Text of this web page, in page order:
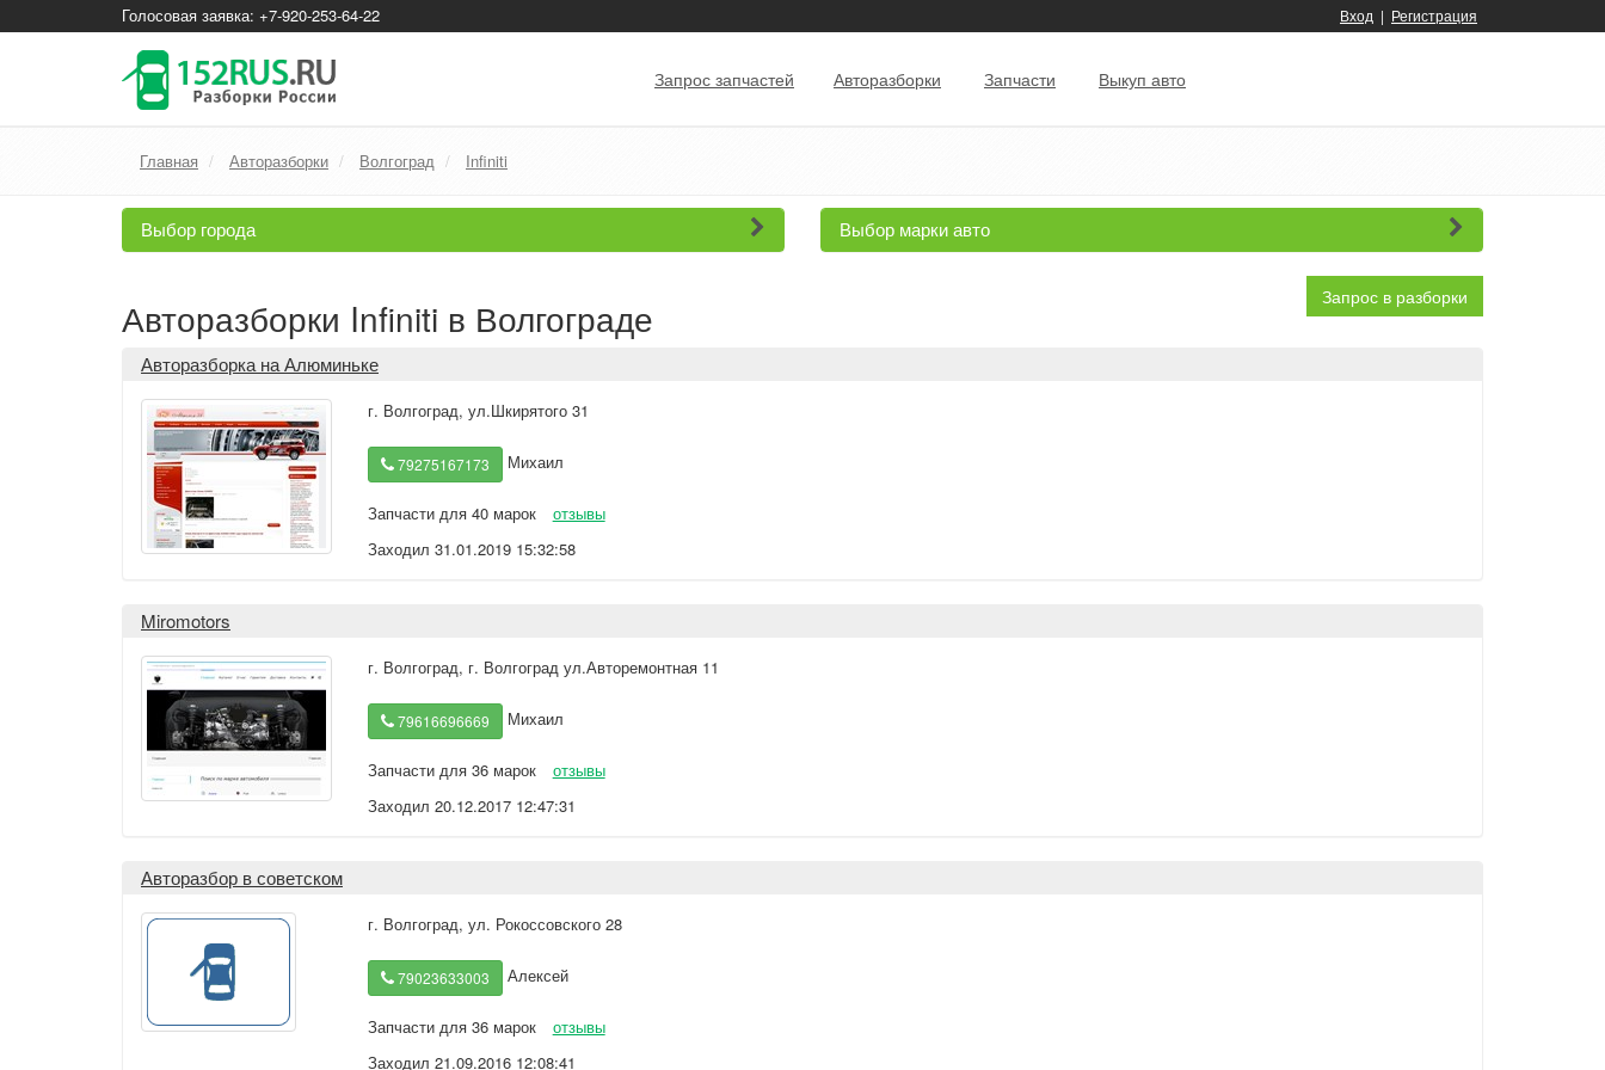
Голосовая заявка: +7-920-253-64-22 Вход | Регистрация
Запрос запчастей Авторазборки Запчасти Выкуп авто
Главная Авторазборки Волгоград Infiniti
Выбор города Выбор марки авто
Запрос в разборки
Авторазборки Infiniti в Волгограде
Авторазборка на Алюминьке
г. Волгоград, ул.Шкирятого 31
79275167173 Михаил
Запчасти для 40 марок
отзывы
Заходил 31.01.2019 15:32:58
Miromotors
г. Волгоград, г. Волгоград ул.Авторемонтная 11
79616696669 Михаил
Запчасти для 36 марок
отзывы
Заходил 20.12.2017 12:47:31
Авторазбор в советском
г. Волгоград, ул. Рокоссовского 28
79023633003 Алексей
Запчасти для 36 марок
отзывы
Заходил 21.09.2016 12:08:41